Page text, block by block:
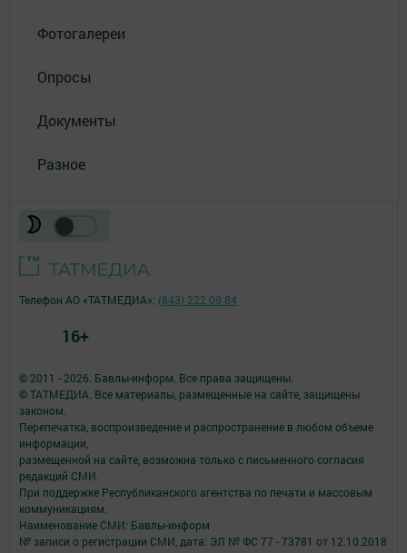
Фотогалереи
Опросы
Документы
Разное
© 2011 - 2026. Бавлы-информ. Все права защищены.
© ТАТМЕДИА. Все материалы, размещенные на сайте, защищены
законом.
Перепечатка, воспроизведение и распространение в любом объеме
информации,
размещенной на сайте, возможна только с письменного согласия
редакций СМИ.
При поддержке Республиканского агентства по печати и массовым
коммуникациям.
Наименование СМИ: Бавлы-информ
№ записи о регистрации СМИ, дата: ЭЛ № ФС 77 - 73781 от 12.10.2018
Телефон АО «ТАТМЕДИА»: (843) 222 09 84
16+